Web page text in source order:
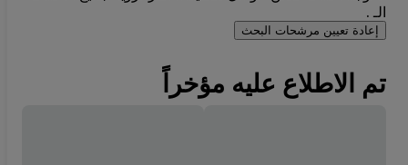
الـ .
إعادة تعيين مرشحات البحث
تم الاطلاع عليه مؤخراً